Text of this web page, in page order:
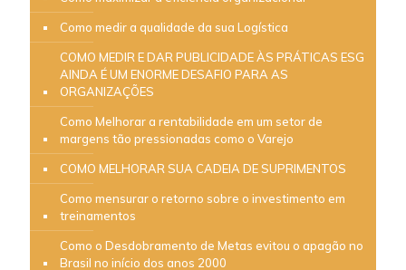
Como medir a qualidade da sua Logística
COMO MEDIR E DAR PUBLICIDADE ÀS PRÁTICAS ESG
AINDA É UM ENORME DESAFIO PARA AS
ORGANIZAÇÕES
Como Melhorar a rentabilidade em um setor de
margens tão pressionadas como o Varejo
COMO MELHORAR SUA CADEIA DE SUPRIMENTOS
Como mensurar o retorno sobre o investimento em
treinamentos
Como o Desdobramento de Metas evitou o apagão no
Brasil no início dos anos 2000